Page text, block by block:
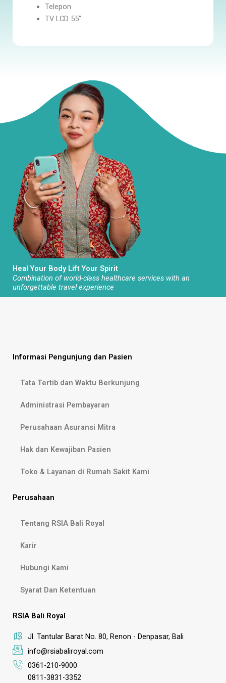
Telepon
TV LCD 55”
Heal Your Body Lift Your Spirit
Combination of world-class healthcare services with an
unforgettable travel experience
Informasi Pengunjung dan Pasien
Tata Tertib dan Waktu Berkunjung
Administrasi Pembayaran
Perusahaan Asuransi Mitra
Hak dan Kewajiban Pasien
Toko & Layanan di Rumah Sakit Kami
Perusahaan
Tentang RSIA Bali Royal
Karir
Hubungi Kami
Syarat Dan Ketentuan
RSIA Bali Royal
Jl. Tantular Barat No. 80, Renon - Denpasar, Bali
info@rsiabaliroyal.com
0361-210-9000
0811-3831-3352